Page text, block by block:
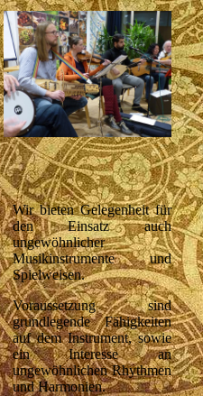
Wir bieten Gelegenheit für
den Einsatz auch
ungewöhnlicher
Musikinstrumente und
Spielweisen.
Voraussetzung sind
grundlegende Fähigkeiten
auf dem Instrument, sowie
ein Interesse an
ungewöhnlichen Rhythmen
und Harmonien.